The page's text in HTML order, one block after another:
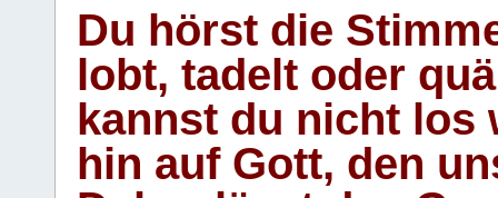
Du hörst die
lobt, tadelt oder
kannst du nicht los
hin auf Gott, den